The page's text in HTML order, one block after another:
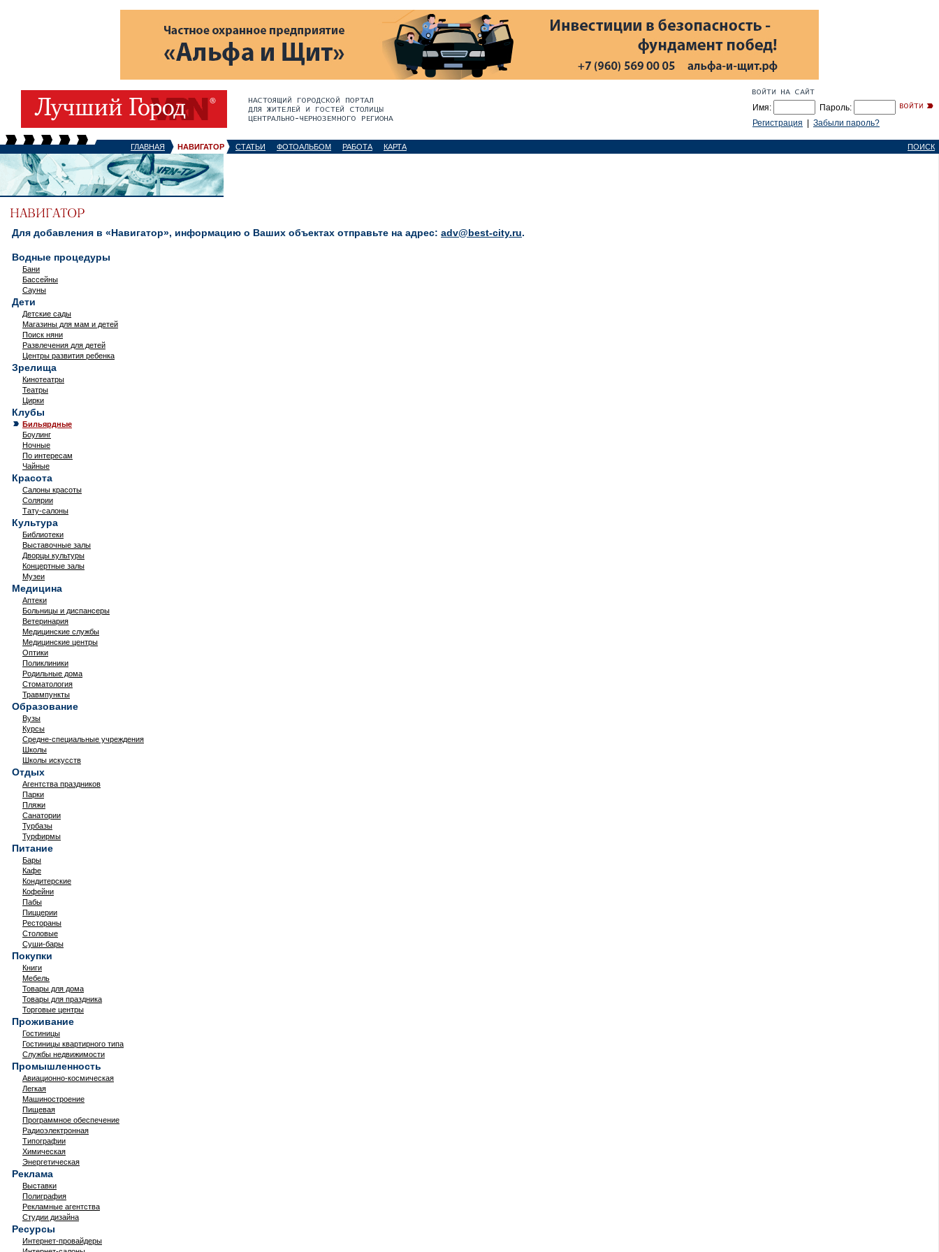
Имя:
Пароль:
Регистрация
Забыли пароль?
ГЛАВНАЯ НАВИГАТОР СТАТЬИ ФОТОАЛЬБОМ РАБОТА КАРТА ПОИСК
Для добавления в «Навигатор», информацию о Ваших объектах отправьте на адрес: adv@best-city.ru.
Водные процедуры
Бани
Бассейны
Сауны
Дети
Детские сады
Магазины для мам и детей
Поиск няни
Развлечения для детей
Центры развития ребенка
Зрелища
Кинотеатры
Театры
Цирки
Клубы
Бильярдные
Боулинг
Ночные
По интересам
Чайные
Красота
Салоны красоты
Солярии
Тату-салоны
Культура
Библиотеки
Выставочные залы
Дворцы культуры
Концертные залы
Музеи
Медицина
Аптеки
Больницы и диспансеры
Ветеринария
Медицинские службы
Медицинские центры
Оптики
Поликлиники
Родильные дома
Стоматология
Травмпункты
Образование
Вузы
Курсы
Средне-специальные учреждения
Школы
Школы искусств
Отдых
Агентства праздников
Парки
Пляжи
Санатории
Турбазы
Турфирмы
Питание
Бары
Кафе
Кондитерские
Кофейни
Пабы
Пиццерии
Рестораны
Столовые
Суши-бары
Покупки
Книги
Мебель
Товары для дома
Товары для праздника
Торговые центры
Проживание
Гостиницы
Гостиницы квартирного типа
Службы недвижимости
Промышленность
Авиационно-космическая
Легкая
Машиностроение
Пищевая
Программное обеспечение
Радиоэлектронная
Типографии
Химическая
Энергетическая
Реклама
Выставки
Полиграфия
Рекламные агентства
Студии дизайна
Ресурсы
Интернет-провайдеры